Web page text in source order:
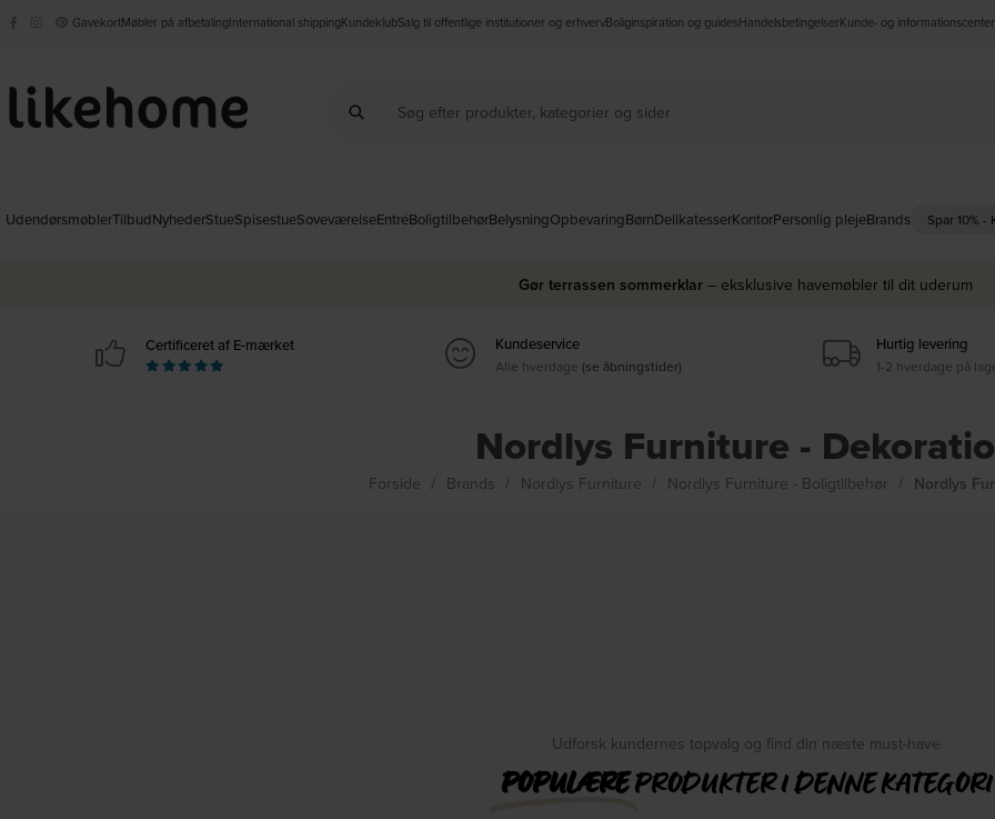
GavekortMøbler på afbetalingInternational shippingKundeklubSalg til offentlige institutioner og erhvervBoliginspiration og guidesHandelsbetingelserKunde- og informationscenter
UdendørsmøblerTilbudNyhederStueSpisestueSoveværelseEntréBoligtilbehørBelysningOpbevaringBørnDelikatesserKontorPersonlig plejeBrands Spar 10%
Gør terrassen sommerklar – eksklusive havemøbler til dit uderum
Certificeret af E-mærket Kundeservice
Alle hverdage (se åbningstider)
Hurtig levering
1-2 hverdage på
Nordlys Furniture -
Forside Brands Nordlys Furniture Nordlys Furniture - Boligtilbehør Nordlys
Udforsk kundernes topvalg og find din næste must-have
POPULÆREPRODUKTER I DENNE KATEGORI